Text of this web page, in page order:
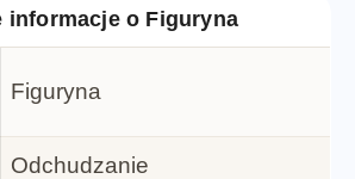
informacje o Figuryna
Figuryna
Odchudzanie